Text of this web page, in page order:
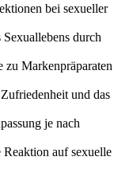
bei sexueller
durch
Markenpräparaten
und das
je nach
auf sexuelle